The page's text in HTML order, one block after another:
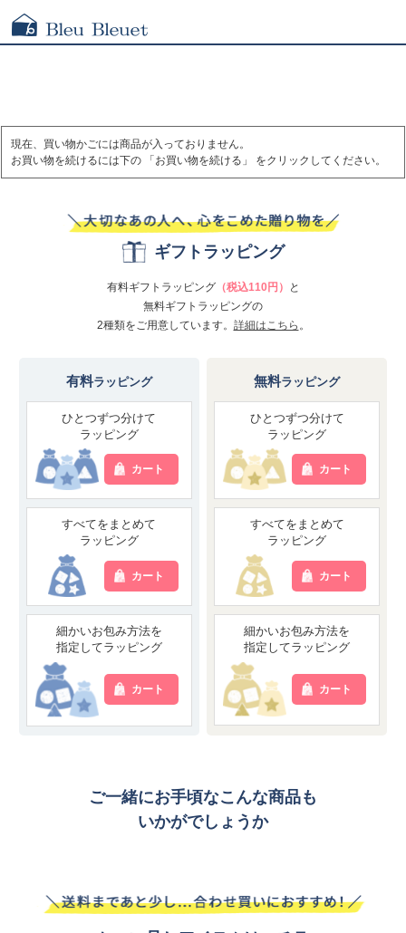
現在、買い物かごには商品が入っておりません。
お買い物を続けるには下の 「お買い物を続ける」 をクリックしてください。
ギフトラッピング
有料ギフトラッピング（税込110円）
と
無料ギフトラッピングの
2種類をご用意しています。 詳細はこちら 。
有料ラッピング
ひとつずつ分けて
ラッピング
カート
すべてをまとめて
ラッピング
カート
細かいお包み方法を
指定してラッピング
カート
無料ラッピング
ひとつずつ分けて
ラッピング
カート
すべてをまとめて
ラッピング
カート
細かいお包み方法を
指定してラッピング
カート
ご一緒にお手頃なこんな商品も
いかがでしょうか